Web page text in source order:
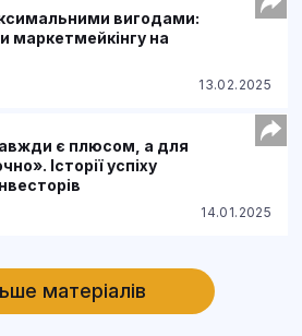
вигодами:
маркетмейкінгу на
13.02.2025
є плюсом, а для
Історії успіху
14.01.2025
матеріалів